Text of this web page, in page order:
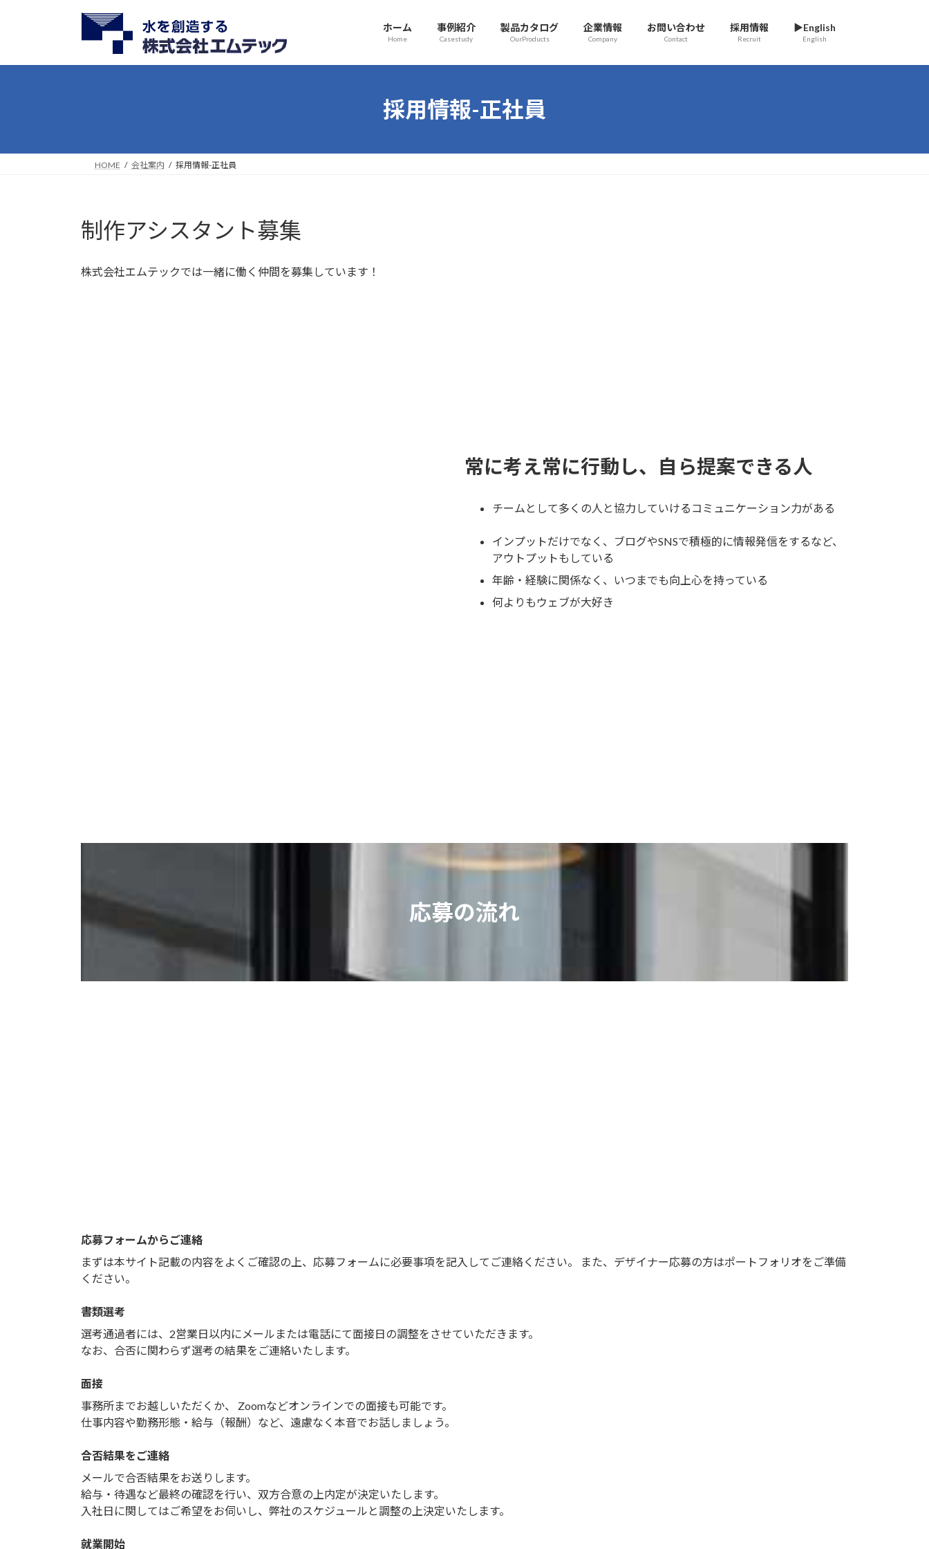
プ
動
ホーム
Home
事例紹介
Casestudy
製品カタログ
OurProducts
企業情報
Company
お問い合わせ
Contact
採用情報
Recruit
▶English
English
採用情報-正社員
HOME 会社案内 採用情報-正社員
制作アシスタント募集
株式会社エムテックでは一緒に働く仲間を募集しています！
常に考え常に行動し、自ら提案できる人
チームとして多くの人と協力していけるコミュニケーション力がある
インプットだけでなく、ブログやSNSで積極的に情報発信をするなど、
アウトプットもしている
年齢・経験に関係なく、いつまでも向上心を持っている
何よりもウェブが大好き
応募の流れ
応募フォームからご連絡
まずは本サイト記載の内容をよくご確認の上、応募フォームに必要事項を記入してご連絡ください。 また、デザイナー応募の方はポートフォリオをご準備
ください。
書類選考
選考通過者には、2営業日以内にメールまたは電話にて面接日の調整をさせていただきます。
なお、合否に関わらず選考の結果をご連絡いたします。
面接
事務所までお越しいただくか、 Zoomなどオンラインでの面接も可能です。
仕事内容や勤務形態・給与（報酬）など、遠慮なく本音でお話しましょう。
合否結果をご連絡
メールで合否結果をお送りします。
給与・待遇など最終の確認を行い、双方合意の上内定が決定いたします。
入社日に関してはご希望をお伺いし、弊社のスケジュールと調整の上決定いたします。
就業開始